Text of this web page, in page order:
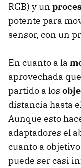
RGB) y un
potente para
sensor, con un
En cuanto a la
aprovechada
partido a los
distancia hasta
Aunque esto
adaptadores el
cuanto a
puede ser casi